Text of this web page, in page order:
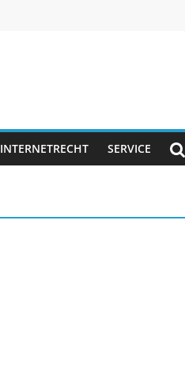
INTERNETRECHT SERVICE